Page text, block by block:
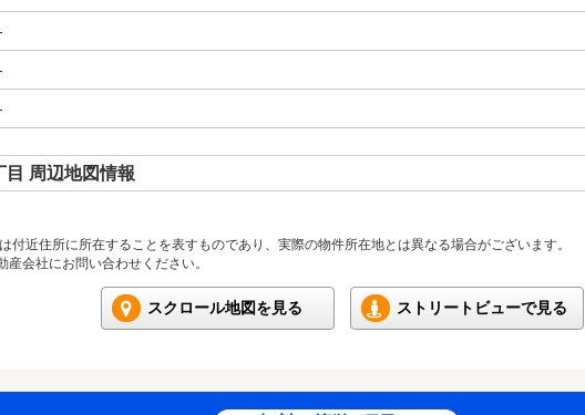
周辺地図情報
近住所に所在することを表すものであり、実際の物件所在地とは異なる場合がございます。
会社にお問い合わせください。
スクロール地図を見る ストリートビューで見る